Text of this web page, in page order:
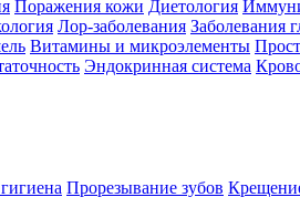
Поражения кожи Диетология
Лор-заболевания Заболевания
Витамины и микроэлементы
Эндокринная система
Прорезывание зубов